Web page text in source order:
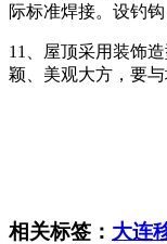
际标准焊接。设钓
11、屋顶采用装饰
颖、美观大方，要与
相关标签： 大连